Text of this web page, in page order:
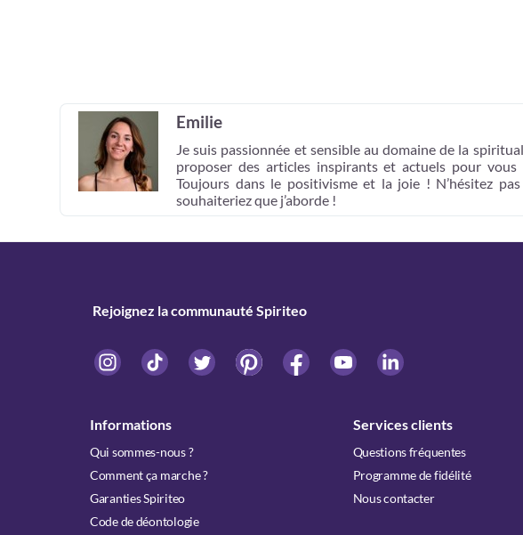
Emilie
Je suis passionnée et sensible au domaine de la
proposer des articles inspirants et actuels pour
Toujours dans le positivisme et la joie ! N’hésitez
souhaiteriez que j’aborde !
Rejoignez la communauté Spiriteo
Informations
Qui sommes-nous ?
Comment ça marche ?
Garanties Spiriteo
Code de déontologie
Services clients
Questions fréquentes
Programme de fidélité
Nous contacter